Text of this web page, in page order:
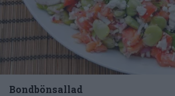
Bondbönsallad